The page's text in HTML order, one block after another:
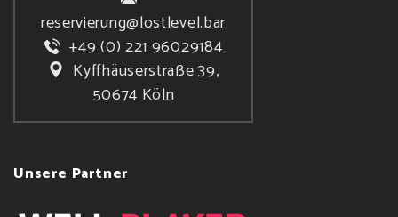
reservierung@lostlevel.bar
+49 (0) 221 96029184
Kyffhäuserstraße 39,
50674 Köln
Unsere Partner